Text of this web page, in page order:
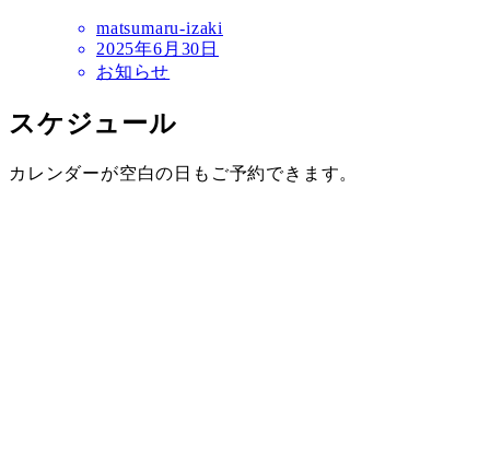
matsumaru-izaki
2025年6月30日
お知らせ
スケジュール
カレンダーが空白の日もご予約できます。